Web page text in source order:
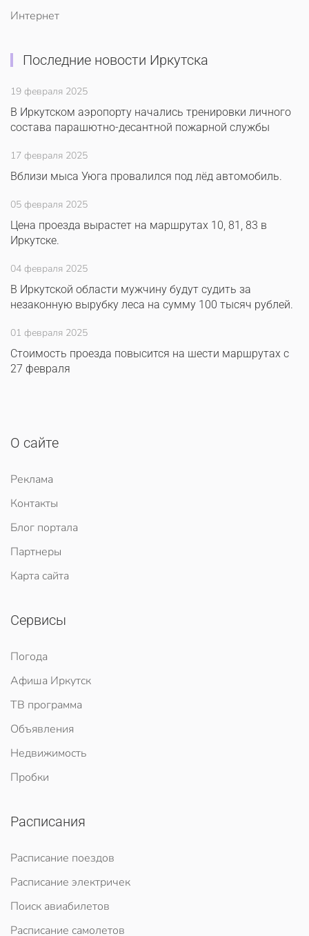
Интернет
Последние новости Иркутска
19 февраля 2025
В Иркутском аэропорту начались тренировки личного
состава парашютно-десантной пожарной службы
17 февраля 2025
Вблизи мыса Уюга провалился под лёд автомобиль.
05 февраля 2025
Цена проезда вырастет на маршрутах 10, 81, 83 в
Иркутске.
04 февраля 2025
В Иркутской области мужчину будут судить за
незаконную вырубку леса на сумму 100 тысяч рублей.
01 февраля 2025
Стоимость проезда повысится на шести маршрутах с
27 февраля
О сайте
Реклама
Контакты
Блог портала
Партнеры
Карта сайта
Сервисы
Погода
Афиша Иркутск
ТВ программа
Объявления
Недвижимость
Пробки
Расписания
Расписание поездов
Расписание электричек
Поиск авиабилетов
Расписание самолетов